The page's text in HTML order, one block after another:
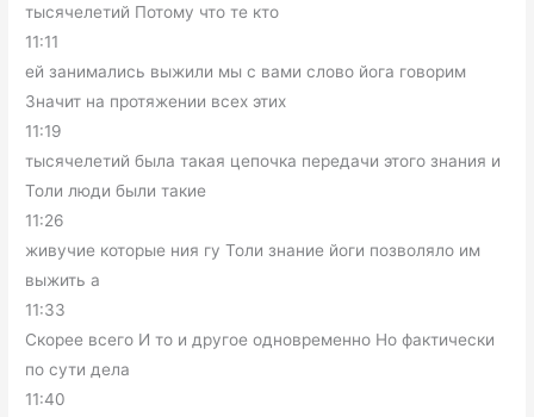
тысячелетий Потому что те кто
11:11
ей занимались выжили мы с вами слово йога говорим
Значит на протяжении всех этих
11:19
тысячелетий была такая цепочка передачи этого знания и
Толи люди были такие
11:26
живучие которые ния гу Толи знание йоги позволяло им
выжить а
11:33
Скорее всего И то и другое одновременно Но фактически
по сути дела
11:40